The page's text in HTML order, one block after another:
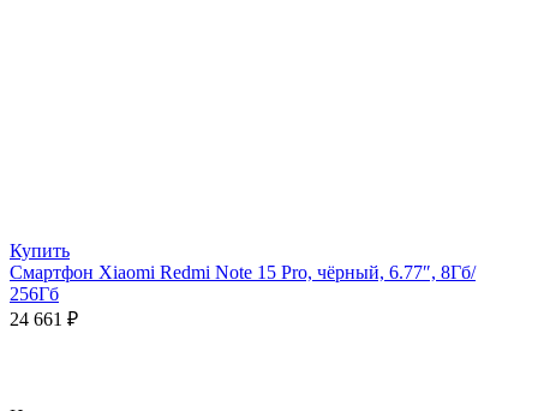
Купить
Смартфон Xiaomi Redmi Note 15 Pro, чёрный, 6.77″, 8Гб/
256Гб
24 661 ₽